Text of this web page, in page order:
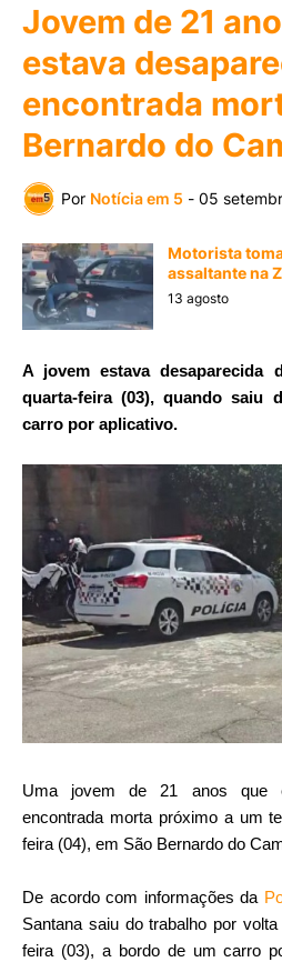
Jovem de 21
estava
encontrada
Bernardo do
Por Notícia em 5 - 05
Motorista
assaltante na
13 agosto
A jovem estava desaparecida
quarta-feira (03), quando saiu
carro por aplicativo.
Uma jovem de 21 anos que
encontrada morta próximo a um
feira (04), em São Bernardo do
De acordo com informações da
Santana saiu do trabalho por
feira (03), a bordo de um carro